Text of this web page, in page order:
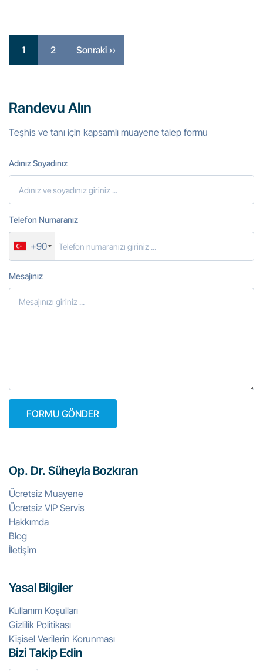
1 2 Sonraki »
Randevu Alın
Teşhis ve tanı için kapsamlı muayene talep formu
Adınız Soyadınız
Telefon Numaranız
+90
Mesajınız
Op. Dr. Süheyla Bozkıran
Ücretsiz Muayene
Ücretsiz VIP Servis
Hakkımda
Blog
İletişim
Yasal Bilgiler
Kullanım Koşulları
Gizlilik Politikası
Kişisel Verilerin Korunması
Bizi Takip Edin